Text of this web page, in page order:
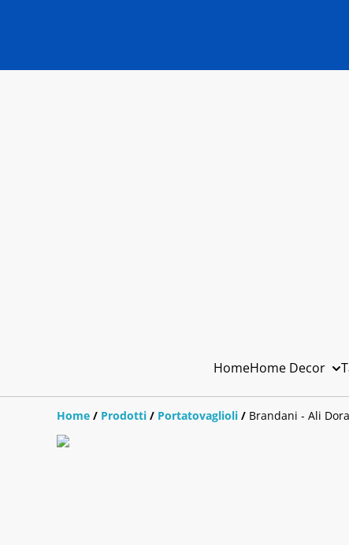
HomeHome Decor
Home / Prodotti / Portatovaglioli / Brandani - Ali